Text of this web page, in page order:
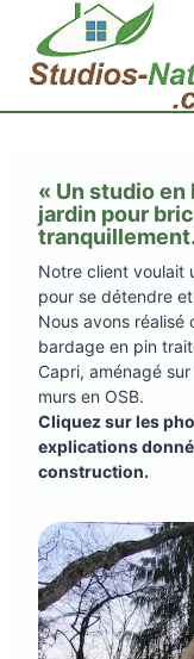
contenu
« Un studio en
jardin pour
Notre client voulait
pour se détendre
Nous avons
bardage en pin
Capri, aménagé
murs en OSB.
Cliquez sur les
explications
construction.